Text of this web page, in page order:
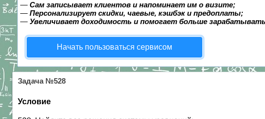
— Сам записывает клиентов и напоминает им о визите;
— Персонализирует скидки, чаевые, кэшбэк и предоплаты;
— Увеличивает доходимость и помогает больше
Начать пользоваться сервисом
Задача №528
Условие